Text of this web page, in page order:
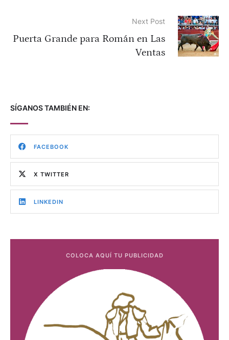
Next Post
Puerta Grande para Román en Las
Ventas
SÍGANOS TAMBIÉN EN:
FACEBOOK
X TWITTER
LINKEDIN
COLOCA AQUÍ TU PUBLICIDAD